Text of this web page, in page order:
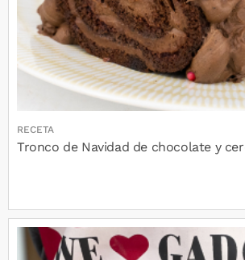
RECETA
Tronco de Navidad de chocolate y